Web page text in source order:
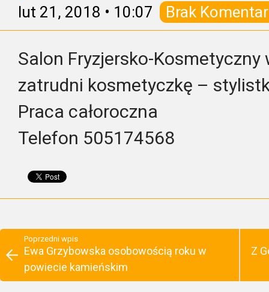
lut 21, 2018 • 10:07 Brak
Salon Fryzjersko-Kosmetyczny
zatrudni kosmetyczkę –
Praca całoroczna
Telefon 505174568
Poprzedni wpis
Ewa Grzybowska osobowością roku w
powiecie kamieńskim
Z